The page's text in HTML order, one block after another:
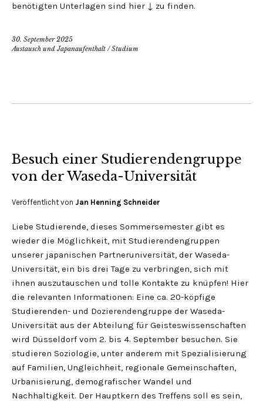
benötigten Unterlagen sind hier ↓ zu finden.
30. September 2025
Austausch und Japanaufenthalt /Studium
Besuch einer Studierendengruppe
von der Waseda-Universität
Veröffentlicht von Jan Henning Schneider
Liebe Studierende, dieses Sommersemester gibt es
wieder die Möglichkeit, mit Studierendengruppen
unserer japanischen Partneruniversität, der Waseda-
Universität, ein bis drei Tage zu verbringen, sich mit
ihnen auszutauschen und tolle Kontakte zu knüpfen! Hier
die relevanten Informationen: Eine ca. 20-köpfige
Studierenden- und Dozierendengruppe der Waseda-
Universität aus der Abteilung für Geisteswissenschaften
wird Düsseldorf vom 2. bis 4. September besuchen. Sie
studieren Soziologie, unter anderem mit Spezialisierung
auf Familien, Ungleichheit, regionale Gemeinschaften,
Urbanisierung, demografischer Wandel und
Nachhaltigkeit. Der Hauptkern des Treffens soll es sein,